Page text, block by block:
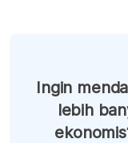
Ingin
lebih